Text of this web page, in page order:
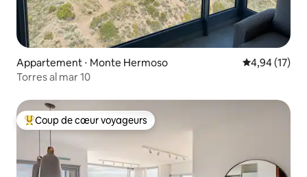
Appartement ⋅ Monte Hermoso Évaluation
4,94 (17)
Torres al mar 10
Coups de cœur voyageurs les plus appréciés
Coup de cœur voyageurs